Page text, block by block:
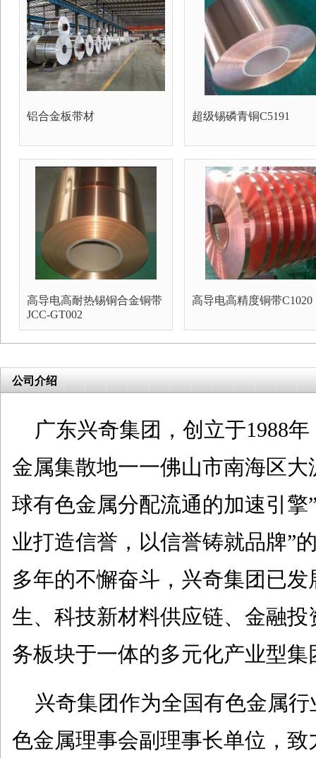
铝合金板带材 超级锡磷青铜C5191
高导电高耐热锡铜合金铜带
JCC-GT002
高导电高精度铜带C1020
公司介绍
广东兴奇集团，创立于1988
金属集散地一一佛山市南海区大
球有色金属分配流通的加速引擎
业打造信誉，以信誉铸就品牌”
多年的不懈奋斗，兴奇集团已
生、科技新材料供应链、金融
务板块于一体的多元化产业型集
兴奇集团作为全国有色金属
色金属理事会副理事长单位，